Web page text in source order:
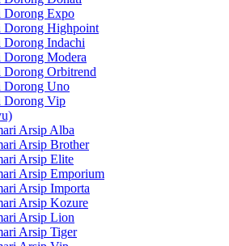
Expo
Highpoint
Indachi
Modera
Orbitrend
Dorong Uno
Dorong Vip
Arsip Alba
Arsip Brother
Arsip Elite
Arsip Emporium
Arsip Importa
Arsip Kozure
Arsip Lion
Arsip Tiger